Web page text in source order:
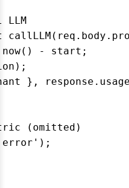
LLM
- start;
},
(omitted)